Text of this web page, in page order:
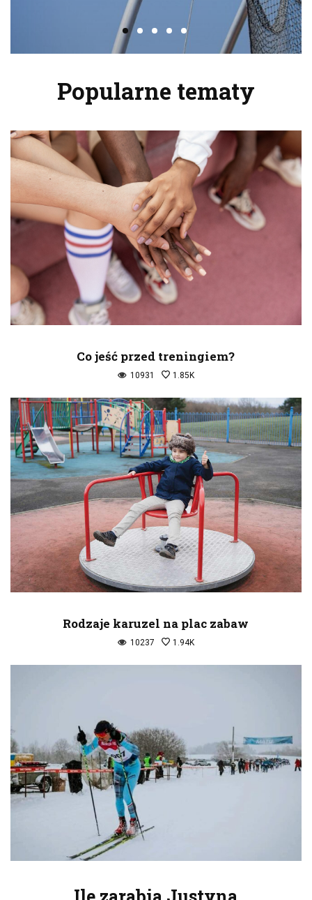
Popularne tematy
Co jeść przed treningiem?
10931 1.85K
Rodzaje karuzel na plac zabaw
10237 1.94K